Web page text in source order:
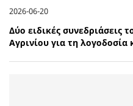
2026-06-20
Δύο ειδικές συνεδριάσεις
Αγρινίου για τη